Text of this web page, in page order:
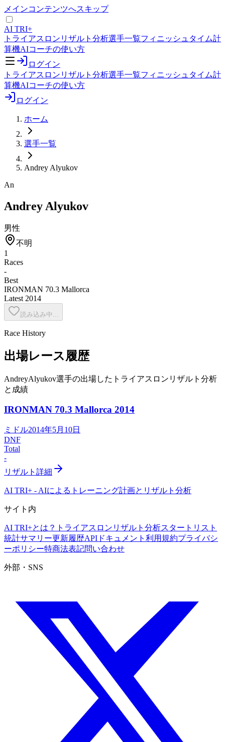
メインコンテンツへスキップ
AI TRI+
トライアスロンリザルト分析選手一覧フィニッシュタイム計
算機AIコーチの使い方
ログイン
トライアスロンリザルト分析選手一覧フィニッシュタイム計
算機AIコーチの使い方
ログイン
ホーム
選手一覧
Andrey Alyukov
An
Andrey Alyukov
男性
不明
1
Races
-
Best
IRONMAN 70.3 Mallorca
Latest 2014
読み込み中...
Race History
出場レース履歴
AndreyAlyukov選手の出場したトライアスロンリザルト分析
と成績
IRONMAN 70.3 Mallorca 2014
ミドル2014年5月10日
DNF
Total
-
リザルト詳細
AI TRI+ - AIによるトレーニング計画とリザルト分析
サイト内
AI TRI+とは？ トライアスロンリザルト分析スタートリスト
統計サマリー更新履歴APIドキュメント 利用規約プライバシ
ーポリシー特商法表記問い合わせ
外部・SNS